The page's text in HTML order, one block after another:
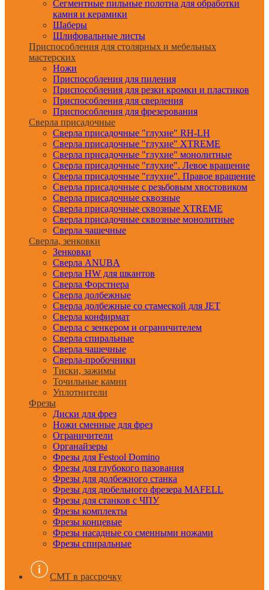
Сегментные пильные полотна для обработки
камня и керамики
Шаберы
Шлифовальные листы
Приспособления для столярных и мебельных
мастерских
Ножи
Приспособления для пиления
Приспособления для резки кромки и пластиков
Приспособления для сверления
Приспособления для фрезерования
Сверла присадочные
Сверла присадочные "глухие" RH-LH
Сверла присадочные "глухие" XTREME
Сверла присадочные "глухие" монолитные
Сверла присадочные "глухие". Левое вращение
Сверла присадочные "глухие". Правое вращение
Сверла присадочные с резьбовым хвостовиком
Сверла присадочные сквозные
Сверла присадочные сквозные XTREME
Сверла присадочные сквозные монолитные
Сверла чашечные
Сверла, зенковки
Зенковки
Сверла ANUBA
Сверла HW для шкантов
Сверла Форстнера
Сверла долбежные
Сверла долбежные со стамеской для JET
Сверла конфирмат
Сверла с зенкером и ограничителем
Сверла спиральные
Сверла чашечные
Сверла-пробочники
Тиски, зажимы
Точильные камни
Уплотнители
Фрезы
Диски для фрез
Ножи сменные для фрез
Ограничители
Органайзеры
Фрезы для Festool Domino
Фрезы для глубокого пазования
Фрезы для долбежного станка
Фрезы для дюбельного фрезера MAFELL
Фрезы для станков с ЧПУ
Фрезы комплекты
Фрезы концевые
Фрезы насадные со сменными ножами
Фрезы спиральные
CMT в рассрочку